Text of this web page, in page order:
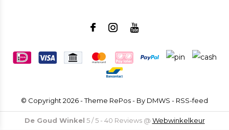
© Copyright 2026- Theme RePos - By DMWS - RSS-feed
De Goud Winkel 5/5- 40 Reviews @ Webwinkelkeur